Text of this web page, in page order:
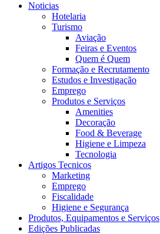
Noticias
Hotelaria
Turismo
Aviação
Feiras e Eventos
Quem é Quem
Formação e Recrutamento
Estudos e Investigação
Emprego
Produtos e Serviços
Amenities
Decoração
Food & Beverage
Higiene e Limpeza
Tecnologia
Artigos Tecnicos
Marketing
Emprego
Fiscalidade
Higiene e Segurança
Produtos, Equipamentos e Serviços
Edições Publicadas